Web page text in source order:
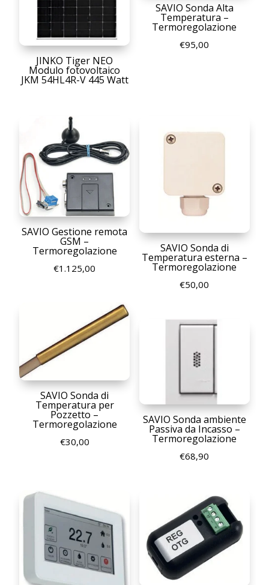
JINKO Tiger NEO
Modulo fotovoltaico
JKM 54HL4R-V 445 Watt
SAVIO Sonda Alta
Temperatura –
Termoregolazione
€95,00
SAVIO Gestione remota
GSM –
Termoregolazione
€1.125,00
SAVIO Sonda di
Temperatura esterna –
Termoregolazione
€50,00
SAVIO Sonda di
Temperatura per
Pozzetto –
Termoregolazione
€30,00
SAVIO Sonda ambiente
Passiva da Incasso –
Termoregolazione
€68,90